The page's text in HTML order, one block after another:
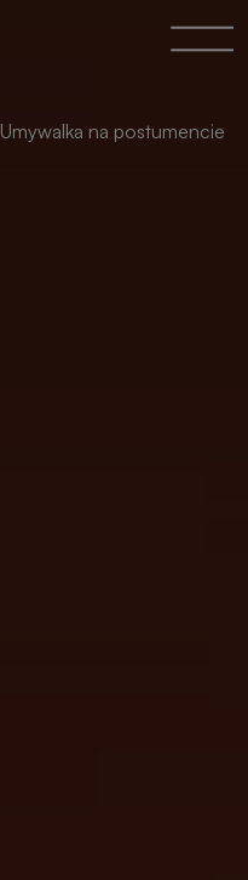
Umywalka na postumencie